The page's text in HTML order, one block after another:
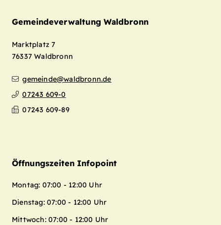
Gemeindeverwaltung Waldbronn
Marktplatz 7
76337 Waldbronn
gemeinde@waldbronn.de
07243 609-0
07243 609-89
Leaflet| Map data ©OpenStreetMap
contributors,CC-BY-SA
Öffnungszeiten Infopoint
Montag: 07:00 - 12:00 Uhr
Dienstag: 07:00 - 12:00 Uhr
Mittwoch: 07:00 - 12:00 Uhr